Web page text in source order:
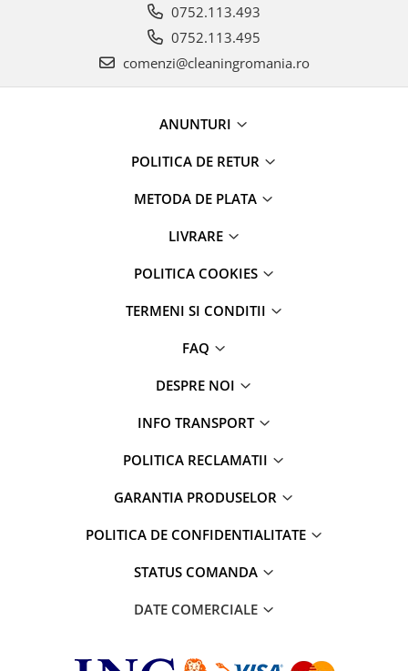
0752.113.493
0752.113.495
comenzi@cleaningromania.ro
ANUNTURI
POLITICA DE RETUR
METODA DE PLATA
LIVRARE
POLITICA COOKIES
TERMENI SI CONDITII
FAQ
DESPRE NOI
INFO TRANSPORT
POLITICA RECLAMATII
GARANTIA PRODUSELOR
POLITICA DE CONFIDENTIALITATE
STATUS COMANDA
DATE COMERCIALE